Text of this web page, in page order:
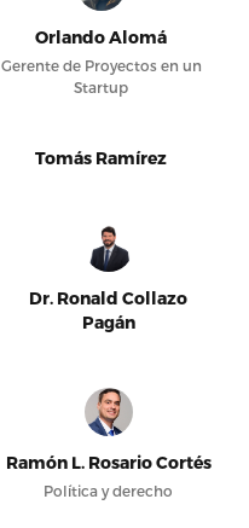
Orlando Alomá
Gerente de Proyectos en un
Startup
Tomás Ramírez
Dr. Ronald Collazo
Pagán
Ramón L. Rosario Cortés
Política y derecho